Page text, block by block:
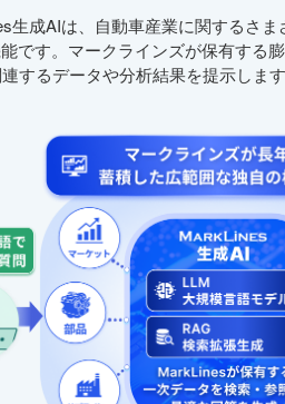
生成AIは、自動車産業に関するさ
です。マークラインズが保有する
するデータや分析結果を提示します